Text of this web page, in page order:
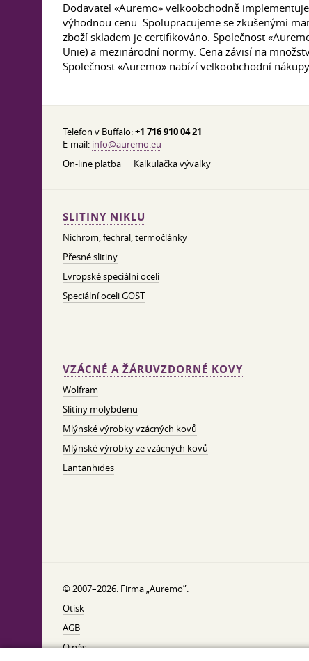
Dodavatel «Auremo» velkoobchodně
výhodnou cenu. Spolupracujeme se zkušenými
zboží skladem je certifikováno. Společnost
Unie) a mezinárodní normy. Cena závisí na
Společnost «Auremo» nabízí velkoobchodní
Telefon v Buffalo:+1 716 910 04 21
E-mail: info@auremo.eu
On-line platba
Kalkulačka vývalky
SLITINY NIKLU
Nichrom, fechral, termočlánky
Přesné slitiny
Evropské speciální oceli
Speciální oceli GOST
VZÁCNÉ A ŽÁRUVZDORNÉ KOVY
Wolfram
Slitiny molybdenu
Mlýnské výrobky vzácných kovů
Mlýnské výrobky ze vzácných kovů
Lantanhides
© 2007–2026. Firma „Auremo”.
Otisk
AGB
O nás